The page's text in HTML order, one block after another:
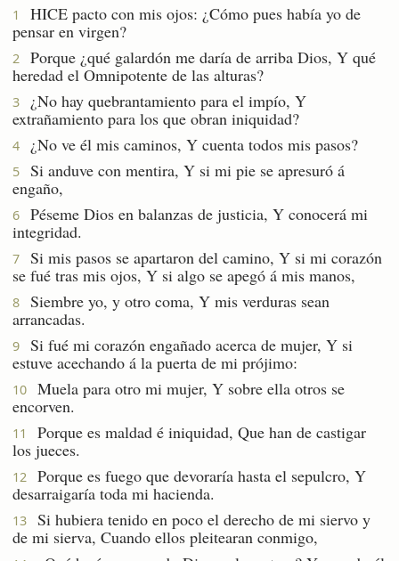
1
HICE pacto con mis ojos: ¿Cómo pues había yo de
pensar en virgen?
2
Porque ¿qué galardón me daría de arriba Dios, Y qué
heredad el Omnipotente de las alturas?
3
¿No hay quebrantamiento para el impío, Y
extrañamiento para los que obran iniquidad?
4 ¿No ve él mis caminos, Y cuenta todos mis pasos?
5
Si anduve con mentira, Y si mi pie se apresuró á
engaño,
6
Péseme Dios en balanzas de justicia, Y conocerá mi
integridad.
7
Si mis pasos se apartaron del camino, Y si mi corazón
se fué tras mis ojos, Y si algo se apegó á mis manos,
8
Siembre yo, y otro coma, Y mis verduras sean
arrancadas.
9
Si fué mi corazón engañado acerca de mujer, Y si
estuve acechando á la puerta de mi prójimo:
10
Muela para otro mi mujer, Y sobre ella otros se
encorven.
11
Porque es maldad é iniquidad, Que han de castigar
los jueces.
12
Porque es fuego que devoraría hasta el sepulcro, Y
desarraigaría toda mi hacienda.
13
Si hubiera tenido en poco el derecho de mi siervo y
de mi sierva, Cuando ellos pleitearan conmigo,